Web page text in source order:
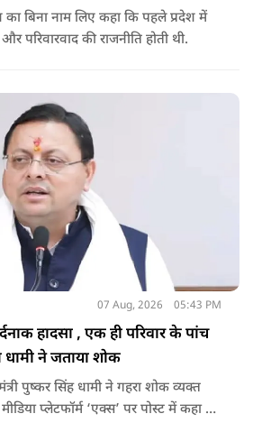
बिना नाम लिए कहा कि पहले प्रदेश में
परिवारवाद की राजनीति होती थी.
07 Aug, 2026 05:43 PM
हादसा , एक ही परिवार के पांच
ने जताया शोक
पुष्कर सिंह धामी ने गहरा शोक व्यक्त
प्लेटफॉर्म ‘एक्स’ पर पोस्ट में कहा कि